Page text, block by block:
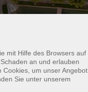
mit Hilfe des Browsers auf
an und erlauben
Cookies, um unser Angebot
Sie unter unserem